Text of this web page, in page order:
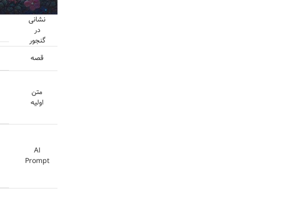
نشانی
در
گنجور
قصه
متن
اولیه
AI
Prompt